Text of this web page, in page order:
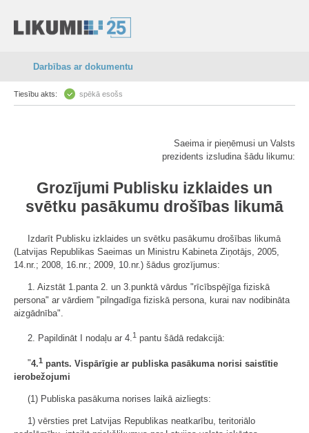
Darbības ar dokumentu
Tiesību akts: spēkā esošs
Saeima ir pieņēmusi un Valsts
prezidents izsludina šādu likumu:
Grozījumi Publisku izklaides un
svētku pasākumu drošības likumā
Izdarīt Publisku izklaides un svētku pasākumu drošības likumā
(Latvijas Republikas Saeimas un Ministru Kabineta Ziņotājs, 2005,
14.nr.; 2008, 16.nr.; 2009, 10.nr.) šādus grozījumus:
1. Aizstāt 1.panta 2. un 3.punktā vārdus "rīcībspējīga fiziskā
persona" ar vārdiem "pilngadīga fiziskā persona, kurai nav nodibināta
aizgādnība".
2. Papildināt I nodaļu ar 4.1 pantu šādā redakcijā:
"4.1 pants. Vispārīgie ar publiska pasākuma norisi saistītie
ierobežojumi
(1) Publiska pasākuma norises laikā aizliegts:
1) vērsties pret Latvijas Republikas neatkarību, teritoriālo